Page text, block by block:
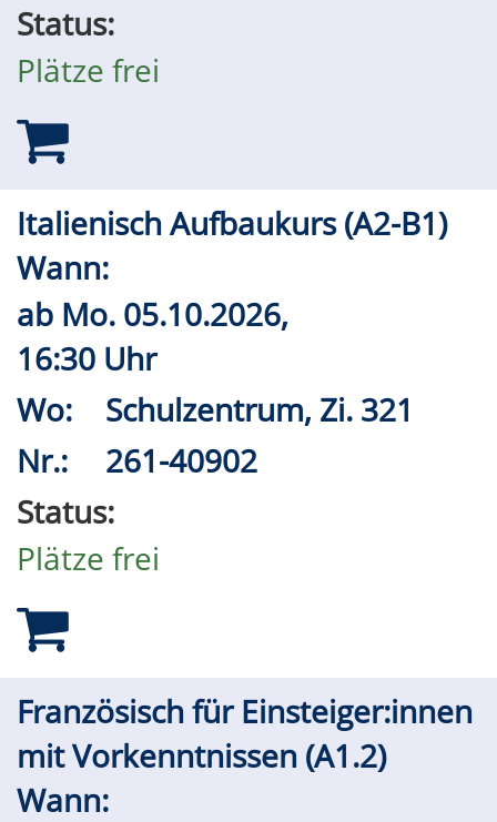
Status:
Plätze frei
Italienisch Aufbaukurs (A2-B1)
Wann:
ab Mo. 05.10.2026,
16:30 Uhr
Wo:
Schulzentrum, Zi. 321
Nr.:
261-40902
Status:
Plätze frei
Französisch für Einsteiger:innen
mit Vorkenntnissen (A1.2)
Wann: